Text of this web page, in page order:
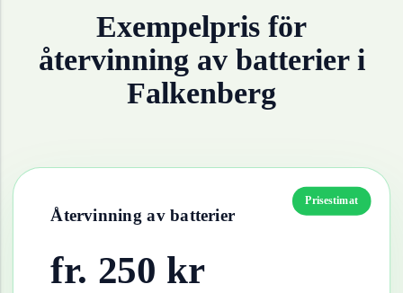
Exempelpris för
återvinning av batterieri
Falkenberg
Prisestimat
Återvinning av batterier
fr. 250 kr